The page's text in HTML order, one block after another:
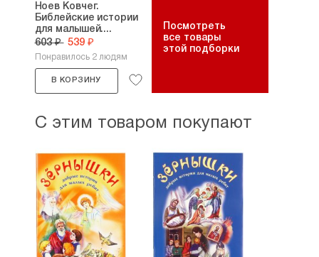
Ноев Ковчег.
Библейские истории
для малышей....
603 ₽ 539 ₽
Понравилось 2 людям
В КОРЗИНУ
Посмотреть
все товары
этой подборки
С этим товаром покупают